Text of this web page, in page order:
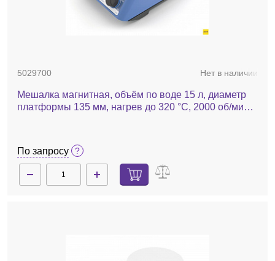
5029700 Нет в наличии
Мешалка магнитная, объём по воде 15 л, диаметр
платформы 135 мм, нагрев до 320 °С, 2000 об/мин,
По запросу